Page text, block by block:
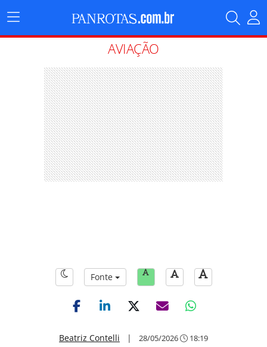
Menu
Principal
AVIAÇÃO
Fonte
Beatriz Contelli | 28/05/2026 18:19